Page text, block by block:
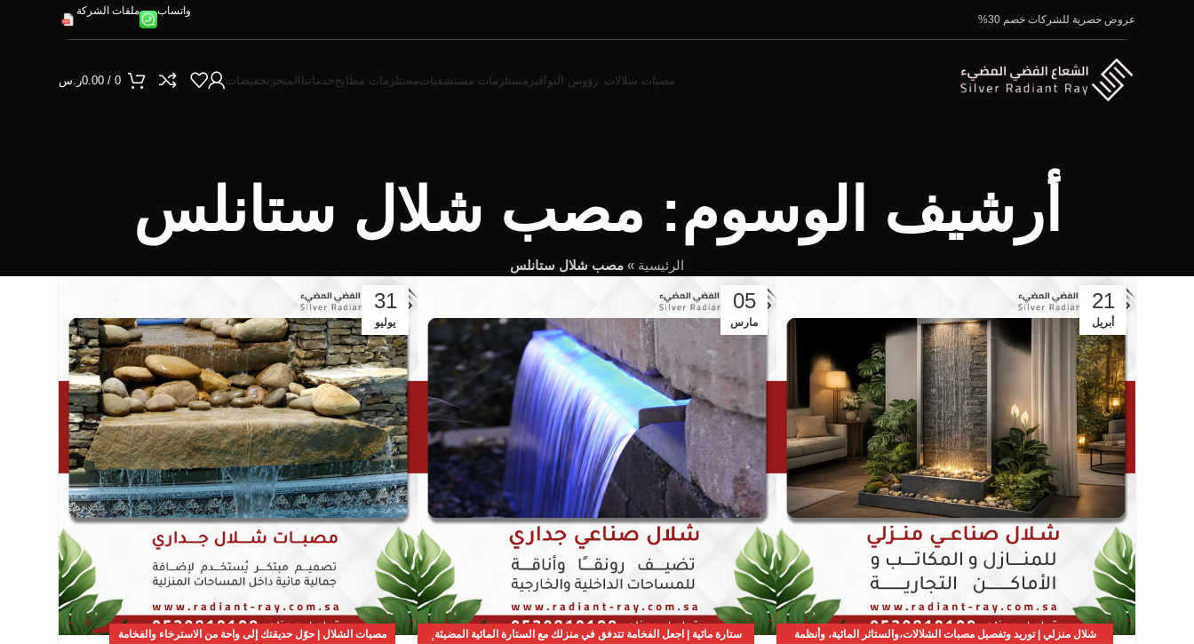
عروض حصرية للشركات خصم 30%
واتساب ملفات الشركة
مصبات شلالات رؤوس النوافير مستلزمات مستشفياتمستلزمات مطابخخدماتنا المتجر تخفيضات 0
/
0.00ر.س
أرشيف الوسوم: مصب شلال ستانلس
الرئيسية » مصب شلال ستانلس
21
أبريل
شلال منزلي | توريد وتفصيل مصبات الشلالات،والستائر المائية، وأنظمة
05
مارس
ستارة مائية | اجعل الفخامة تتدفق في منزلك مع الستارة المائية المضيئة,
31
يوليو
مصبات الشلال | حوّل حديقتك إلى واحة من الاسترخاء والفخامة